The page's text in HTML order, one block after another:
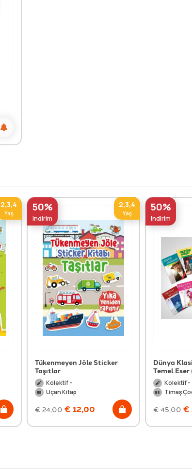
2,3,4
Yaş 50%
indirim
2,3,4
Yaş
Tükenmeyen Jöle Sticker
Taşıtlar
Kolektif -
Uçan Kitap
€24,00 € 12,00
50%
indirim
Dünya
Temel
Kolektif -
Timaş
€45,00 €